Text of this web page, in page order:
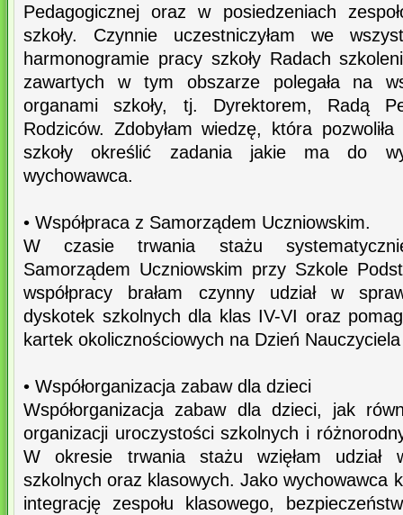
Pedagogicznej oraz w posiedzeniach
szkoły. Czynnie uczestniczyłam we
harmonogramie pracy szkoły Radach
zawartych w tym obszarze polegała na
organami szkoły, tj. Dyrektorem, Radą
Rodziców. Zdobyłam wiedzę, która
szkoły określić zadania jakie ma do
wychowawca.
• Współpraca z Samorządem Uczniowskim.
W czasie trwania stażu
Samorządem Uczniowskim przy Szkole
współpracy brałam czynny udział w
dyskotek szkolnych dla klas IV-VI oraz
kartek okolicznościowych na Dzień
• Współorganizacja zabaw dla dzieci
Współorganizacja zabaw dla dzieci, jak
organizacji uroczystości szkolnych i
W okresie trwania stażu wzięłam udział
szkolnych oraz klasowych. Jako wychowawca
integrację zespołu klasowego,